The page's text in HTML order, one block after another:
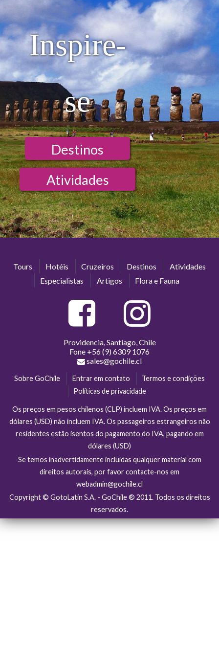
Inspire-
se
Destinos
Atividades
Tours Hotéis Cruzeiros Destinos
Atividades
Especialistas
Artigos Flora e Fauna
Providencia, Santiago, Chile
Fone +56 (9) 6309 1076
sales@gochile.cl
Sobre GoChile Entrar em contato
Termos e condições
Políticas de privacidade
Os preços em pesos chilenos (CLP) incluem IVA. Os preços em
dólares (USD) não incluem IVA. Os passageiros estrangeiros não
residentes estão isentos do pagamento do IVA, pagando em
dólares (USD)
Se temos inadvertidamente incluídas qualquer material com
direitos autorais, por favor contacte-nos em
webadmin@gochile.cl
Copyright © GotoLatin S.A. - GoChile ® 2011. Todos os direitos
reservados.